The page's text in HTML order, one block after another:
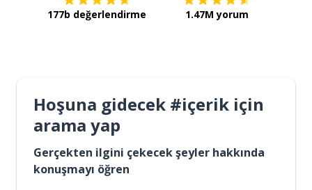
177b değerlendirme 1.47M yorum
Hoşuna gidecek #içerik için
arama yap
Gerçekten ilgini çekecek şeyler hakkında
konuşmayı öğren